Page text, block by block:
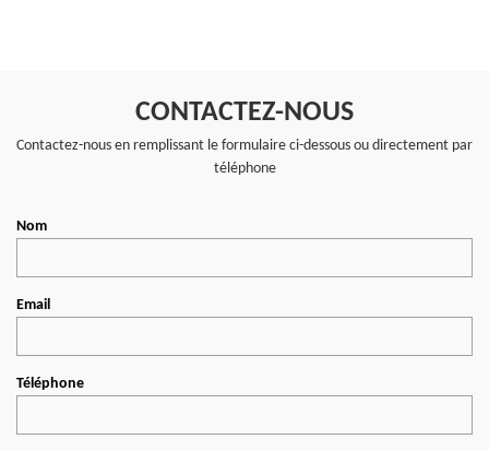
CONTACTEZ-NOUS
Contactez-nous en remplissant le formulaire ci-dessous ou directement par
téléphone
Nom
Email
Téléphone